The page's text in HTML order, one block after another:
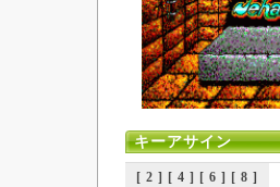
キーアサイン
[ 2 ] [ 4 ] [ 6 ] [ 8 ]